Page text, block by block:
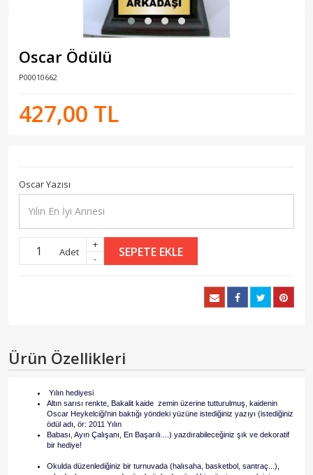
Oscar Ödülü
P00010662
427,00 TL
Oscar Yazısı
Adet
+
-
SEPETE EKLE
Ürün Özellikleri
Yılın hediyesi
Altın sarısı renkte, Bakalit kaide zemin üzerine tutturulmuş, kaidenin
Oscar Heykelciği'nin baktığı yöndeki yüzüne istediğiniz yazıyı (istediğiniz
ödül adı, ör: 2011 Yılın
Babası, Ayın Çalışanı, En Başarılı....) yazdırabileceğiniz şık ve dekoratif
bir hediye!
Okulda düzenlediğiniz bir turnuvada (halısaha, basketbol, santraç...),